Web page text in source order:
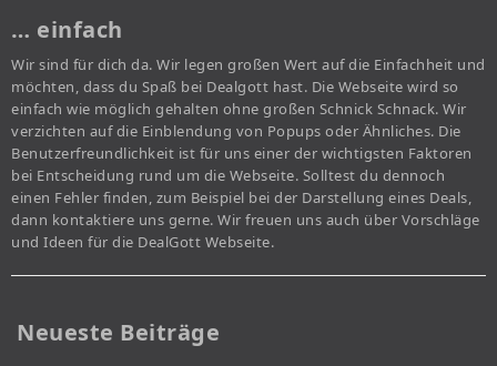
… einfach
Wir sind für dich da. Wir legen großen Wert auf die Einfachheit und
möchten, dass du Spaß bei Dealgott hast. Die Webseite wird so
einfach wie möglich gehalten ohne großen Schnick Schnack. Wir
verzichten auf die Einblendung von Popups oder Ähnliches. Die
Benutzerfreundlichkeit ist für uns einer der wichtigsten Faktoren
bei Entscheidung rund um die Webseite. Solltest du dennoch
einen Fehler finden, zum Beispiel bei der Darstellung eines Deals,
dann kontaktiere uns gerne. Wir freuen uns auch über Vorschläge
und Ideen für die DealGott Webseite.
Neueste Beiträge